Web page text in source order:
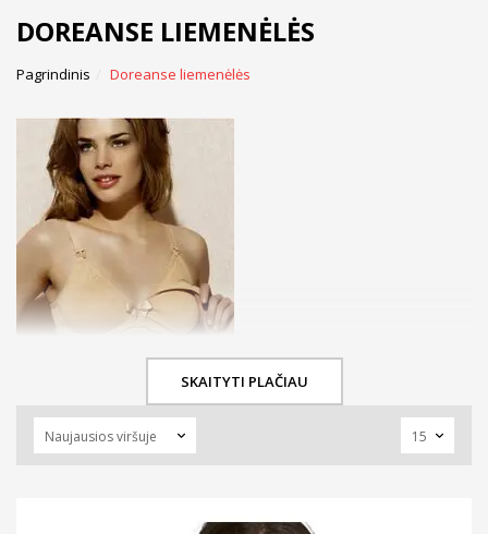
DOREANSE LIEMENĖLĖS
Pagrindinis Doreanse liemenėlės
SKAITYTI PLAČIAU